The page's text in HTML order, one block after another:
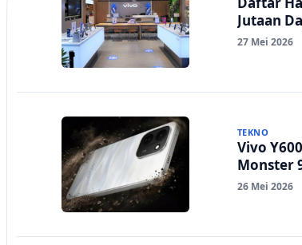
Jutaan
27 Mei 2026
TEKNO
Vivo
Monster
26 Mei 2026